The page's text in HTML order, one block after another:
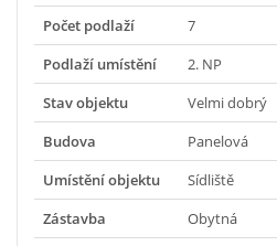
Počet podlaží
7
Podlaží umístění
2. NP
Stav objektu
Velmi dobrý
Budova
Panelová
Umístění objektu
Sídliště
Zástavba
Obytná